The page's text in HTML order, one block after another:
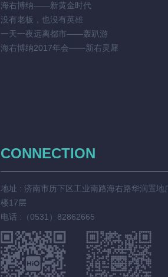
海右博纳——新黄金时代
没有老板，也没有英雄
一天一夜远离都市——轰趴游
海右博纳2017年会——新右灵犀
CONNECTION
地址 : 济南市历下区工业南路海右路华润置地
楼17层
电话 :（0531）82862665